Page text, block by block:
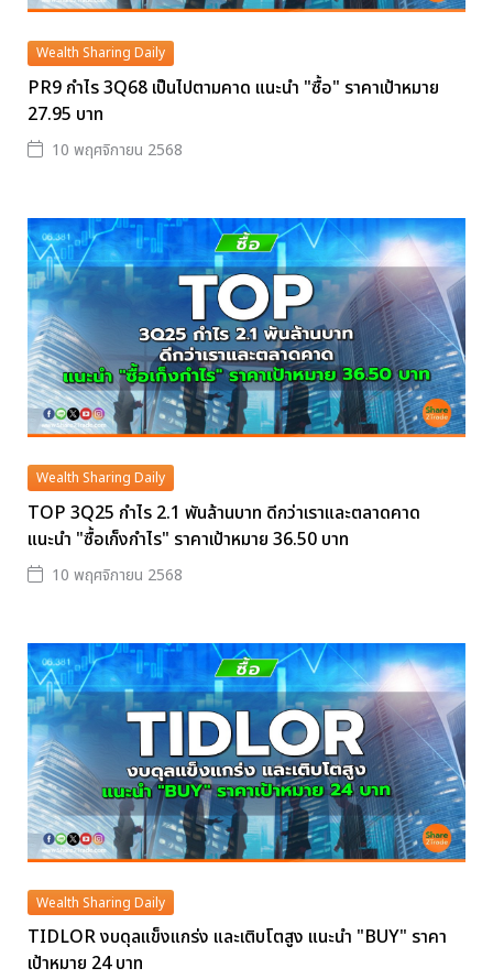
Wealth Sharing Daily
PR9 กำไร 3Q68 เป็นไปตามคาด แนะนำ "ซื้อ" ราคาเป้าหมาย
27.95 บาท
10 พฤศจิกายน 2568
Wealth Sharing Daily
TOP 3Q25 กำไร 2.1 พันล้านบาท ดีกว่าเราและตลาดคาด
แนะนำ "ซื้อเก็งกำไร" ราคาเป้าหมาย 36.50 บาท
10 พฤศจิกายน 2568
Wealth Sharing Daily
TIDLOR งบดุลแข็งแกร่ง และเติบโตสูง แนะนำ "BUY" ราคา
เป้าหมาย 24 บาท